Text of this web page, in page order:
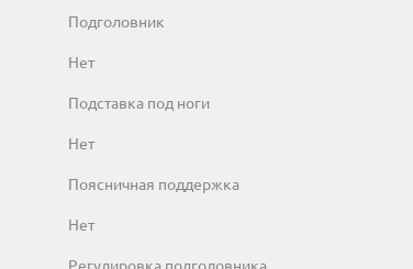
Подголовник
Нет
Подставка под ноги
Нет
Поясничная поддержка
Нет